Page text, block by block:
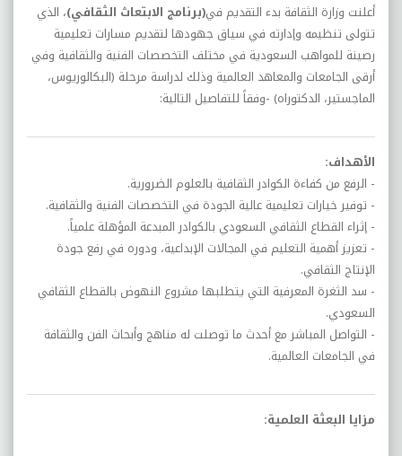
أعلنت وزارة الثقافة بدء التقديم في(برنامج الابتعاث الثقافي)، الذي
تتولى تنظيمه وإدارته في سياق جهودها لتقديم مسارات تعليمية
رصينة للمواهب السعودية في مختلف التخصصات الفنية والثقافية وفي
أرقى الجامعات والمعاهد العالمية وذلك لدراسة مرحلة (البكالوريوس،
الماجستير، الدكتوراه) -وفقاً للتفاصيل التالية:
الأهداف:
- الرفع من كفاءة الكوادر الثقافية بالعلوم الضرورية.
- توفير خيارات تعليمية عالية الجودة في التخصصات الفنية والثقافية.
- إثراء القطاع الثقافي السعودي بالكوادر المبدعة المؤهلة علمياً.
- تعزيز أهمية التعليم في المجالات الإبداعية، ودوره في رفع جودة
الإنتاج الثقافي.
- سد الثغرة المعرفية التي يتطلبها مشروع النهوض بالقطاع الثقافي
السعودي.
- التواصل المباشر مع أحدث ما توصلت له مناهج وأبحاث الفن والثقافة
في الجامعات العالمية.
مزايا البعثة العلمية: